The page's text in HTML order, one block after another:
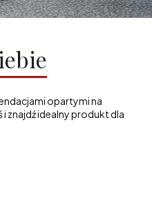
opartymi na
znajdź idealny produkt dla